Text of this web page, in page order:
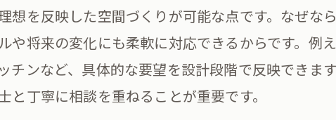
内装デザイン選びで失敗しないポイントを解説
注文住宅のおしゃれな家づくり素材と配色の工
注文住宅の内装決定に役立つ最新デザインアプ
理想の注文住宅内装を叶えるシュミレーション
想を反映した空間づくりが可能な点です。なぜな
や将来の変化にも柔軟に対応できるからです。例
チンなど、具体的な要望を設計段階で反映できま
丁寧に相談を重ねることが重要です。